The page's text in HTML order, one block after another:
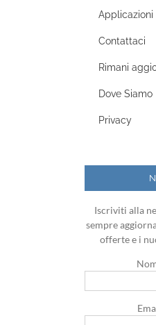
Applicazioni
Contattaci
Rimani
Dove Siamo
Privacy
Iscriviti alla
sempre
offerte e i